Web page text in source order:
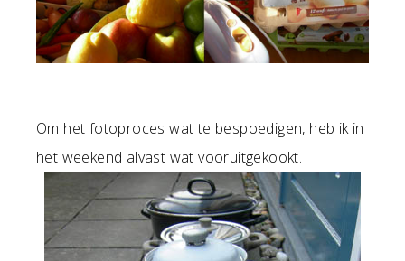
Om het fotoproces wat te bespoedigen, heb ik in
het weekend alvast wat vooruitgekookt.